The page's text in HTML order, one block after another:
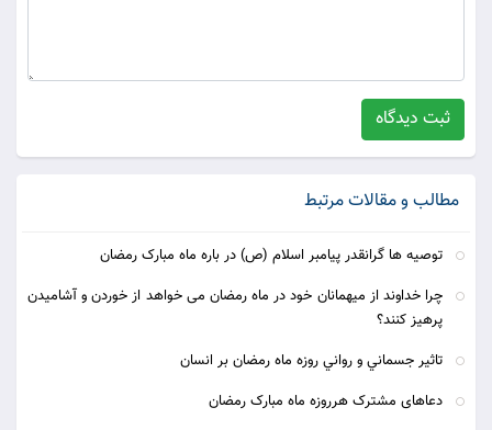
ثبت دیدگاه
مطالب و مقالات مرتبط
توصیه ها گرانقدر پیامبر اسلام (ص) در باره ماه مبارک رمضان
چرا خداوند از ميهمانان خود در ماه رمضان می خواهد از خوردن و آشاميدن
پرهيز کنند؟
تاثير جسماني و رواني روزه ماه رمضان بر انسان
دعاهای مشترک هرروزه ماه مبارک رمضان